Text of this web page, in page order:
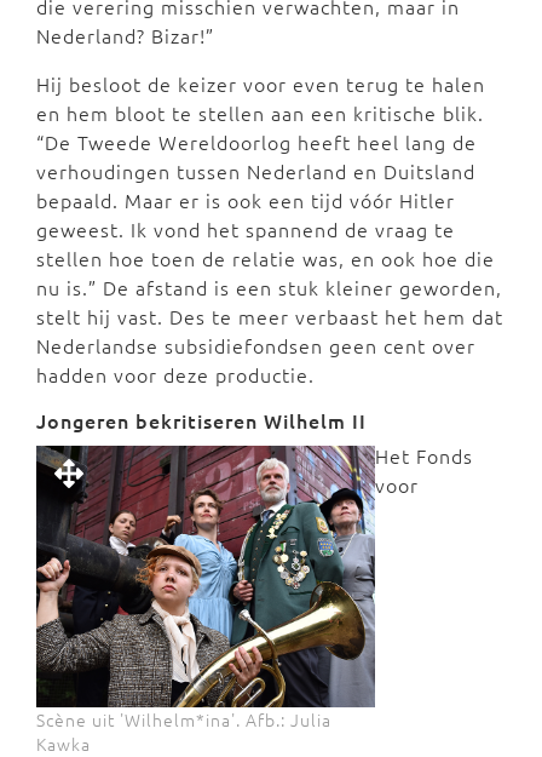
die verering misschien verwachten, maar in
Nederland? Bizar!”
Hij besloot de keizer voor even terug te halen
en hem bloot te stellen aan een kritische blik.
“De Tweede Wereldoorlog heeft heel lang de
verhoudingen tussen Nederland en Duitsland
bepaald. Maar er is ook een tijd vóór Hitler
geweest. Ik vond het spannend de vraag te
stellen hoe toen de relatie was, en ook hoe die
nu is.” De afstand is een stuk kleiner geworden,
stelt hij vast. Des te meer verbaast het hem dat
Nederlandse subsidiefondsen geen cent over
hadden voor deze productie.
Jongeren bekritiseren Wilhelm II
Scène uit 'Wilhelm*ina'. Afb.: Julia
Kawka
Het Fonds
voor